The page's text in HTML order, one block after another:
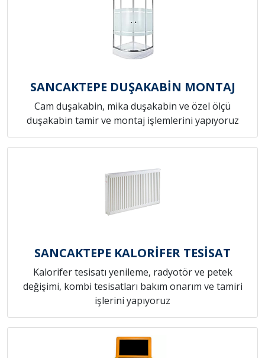
SANCAKTEPE DUŞAKABİN MONTAJ
Cam duşakabin, mika duşakabin ve özel ölçü
duşakabin tamir ve montaj işlemlerini yapıyoruz
SANCAKTEPE KALORİFER TESİSAT
Kalorifer tesisatı yenileme, radyotör ve petek
değişimi, kombi tesisatları bakım onarım ve tamiri
işlerini yapıyoruz